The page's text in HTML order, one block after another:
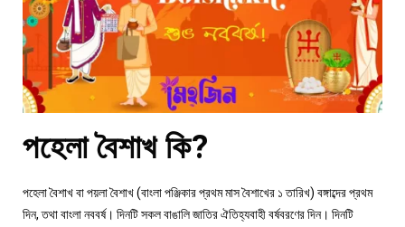
পহেলা বৈশাখ কি?
পহেলা বৈশাখ বা পয়লা বৈশাখ (বাংলা পঞ্জিকার প্রথম মাস বৈশাখের ১ তারিখ) বঙ্গাব্দের প্রথম
দিন, তথা বাংলা নববর্ষ। দিনটি সকল বাঙালি জাতির ঐতিহ্যবাহী বর্ষবরণের দিন। দিনটি